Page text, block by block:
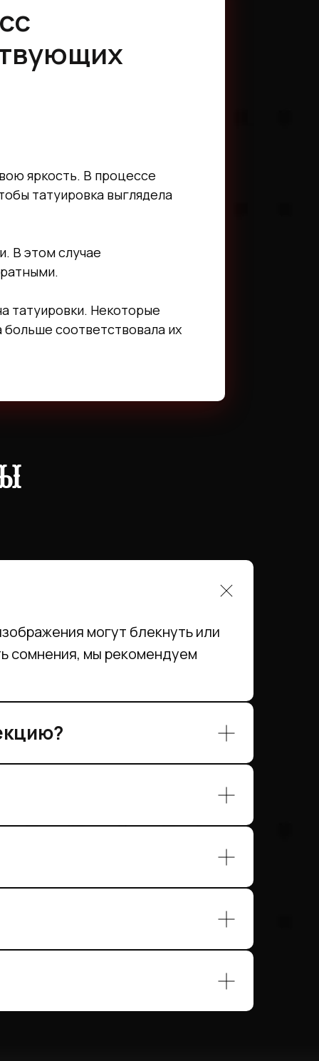
яркость. В процессе
татуировка выглядела
В этом случае
татуировки. Некоторые
соответствовала их
могут блекнуть или
сомнения, мы рекомендуем